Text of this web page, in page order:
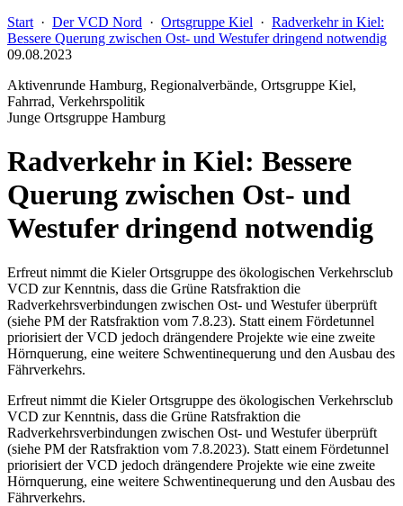
Start · Der VCD Nord · Ortsgruppe Kiel · Radverkehr in Kiel:
Bessere Querung zwischen Ost- und Westufer dringend notwendig
09.08.2023
Aktivenrunde Hamburg, Regionalverbände, Ortsgruppe Kiel,
Fahrrad, Verkehrspolitik
Junge Ortsgruppe Hamburg
Radverkehr in Kiel: Bessere
Querung zwischen Ost- und
Westufer dringend notwendig
Erfreut nimmt die Kieler Ortsgruppe des ökologischen Verkehrsclub
VCD zur Kenntnis, dass die Grüne Ratsfraktion die
Radverkehrsverbindungen zwischen Ost- und Westufer überprüft
(siehe PM der Ratsfraktion vom 7.8.23). Statt einem Fördetunnel
priorisiert der VCD jedoch drängendere Projekte wie eine zweite
Hörnquerung, eine weitere Schwentinequerung und den Ausbau des
Fährverkehrs.
Erfreut nimmt die Kieler Ortsgruppe des ökologischen Verkehrsclub
VCD zur Kenntnis, dass die Grüne Ratsfraktion die
Radverkehrsverbindungen zwischen Ost- und Westufer überprüft
(siehe PM der Ratsfraktion vom 7.8.2023). Statt einem Fördetunnel
priorisiert der VCD jedoch drängendere Projekte wie eine zweite
Hörnquerung, eine weitere Schwentinequerung und den Ausbau des
Fährverkehrs.